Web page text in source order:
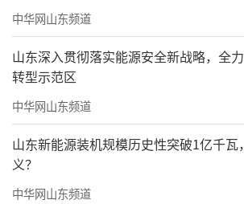
中华网山东频道
山东深入贯彻落实能源安全新战略，全
转型示范区
中华网山东频道
山东新能源装机规模历史性突破1亿千瓦
义？
中华网山东频道